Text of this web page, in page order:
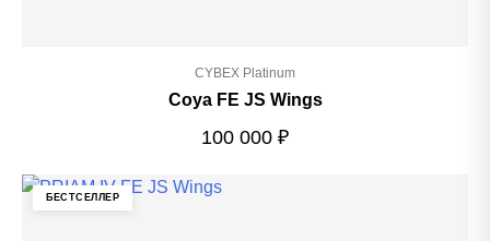
CYBEX Platinum
Coya FE JS Wings
100 000 ₽
БЕСТСЕЛЛЕР